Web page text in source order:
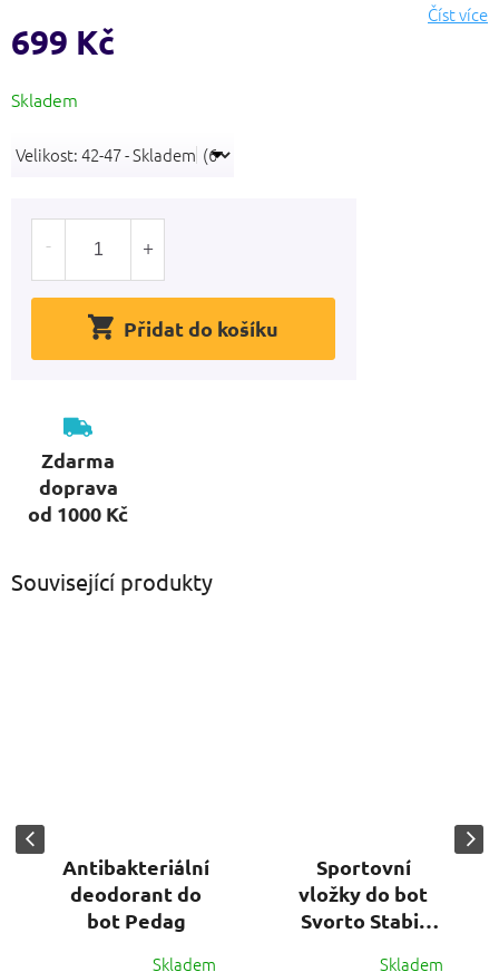
Číst více
699 Kč
cena:
Skladem
Přidat do košíku
Zdarma
doprava
od 1000 Kč
Související produkty
Antibakteriální
deodorant do
bot Pedag
Skladem
Sportovní
vložky do bot
Svorto Stabil
Skladem